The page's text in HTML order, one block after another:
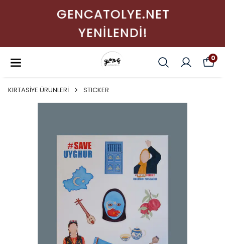
GENCATOLYE.NET
YENİLENDİ!
0
KIRTASİYE ÜRÜNLERİ STICKER